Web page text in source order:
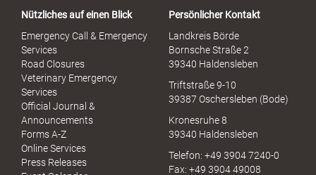
S
Nützliches auf einen Blick
Emergency Call & Emergency
Services
Road Closures
Veterinary Emergency
Services
Official Journal &
Announcements
Forms A-Z
Online Services
Press Releases
Persönlicher Kontakt
Landkreis Börde
Bornsche Straße 2
39340 Haldensleben
Triftstraße 9-10
39387 Oschersleben (Bode)
Kronesruhe 8
39340 Haldensleben
Telefon: +49 3904 7240-0
Fax: +49 3904 49008